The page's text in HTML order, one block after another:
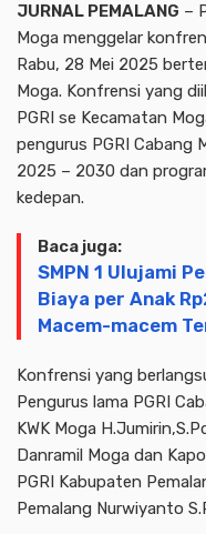
JURNAL PEMALANG –
Moga menggelar
Rabu, 28 Mei 2025
Moga. Konfrensi yang
PGRI se Kecamatan
pengurus PGRI Cabang
2025 – 2030 dan
kedepan.
Baca juga:
SMPN 1 Ulujami
Biaya per Anak
Macem-macem
Konfrensi yang
Pengurus lama PGRI
KWK Moga
Danramil Moga dan
PGRI Kabupaten
Pemalang Nurwiyanto